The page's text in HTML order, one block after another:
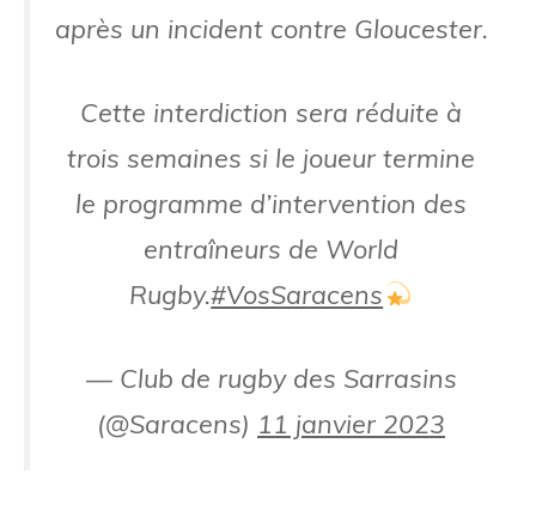
après un incident contre Gloucester.
Cette interdiction sera réduite à
trois semaines si le joueur termine
le programme d’intervention des
entraîneurs de World
Rugby.#VosSaracens
— Club de rugby des Sarrasins
(@Saracens) 11 janvier 2023